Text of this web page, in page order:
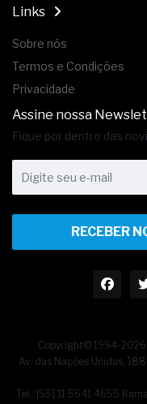
Links
Sobre nós
Termos e Condições
Privacidade
Assine nossa
Fique por dentro das
RECEBER
Copyright© 1994-2026
Av. das Nações Unidas,
Tel.: [55] 11 5641.4655